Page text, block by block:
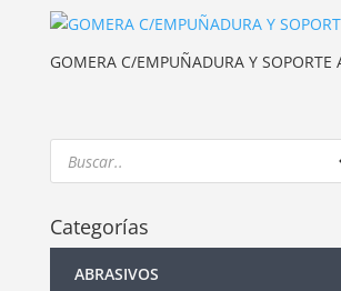
GOMERA C/EMPUÑADURA Y SOPORTE
Products
search
Categorías
ABRASIVOS